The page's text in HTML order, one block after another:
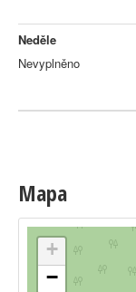
Neděle
Nevyplněno
Mapa
+
−